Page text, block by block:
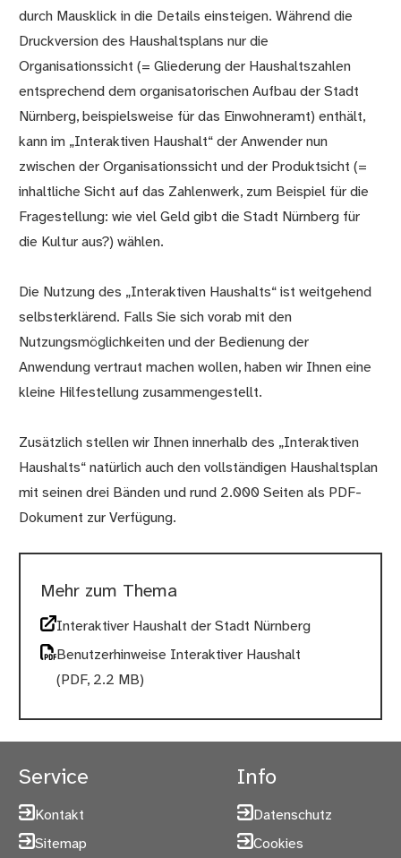
durch Mausklick in die Details einsteigen. Während die
Druckversion des Haushaltsplans nur die
Organisationssicht (= Gliederung der Haushaltszahlen
entsprechend dem organisatorischen Aufbau der Stadt
Nürnberg, beispielsweise für das Einwohneramt) enthält,
kann im „Interaktiven Haushalt“ der Anwender nun
zwischen der Organisationssicht und der Produktsicht (=
inhaltliche Sicht auf das Zahlenwerk, zum Beispiel für die
Fragestellung: wie viel Geld gibt die Stadt Nürnberg für
die Kultur aus?) wählen.
Die Nutzung des „Interaktiven Haushalts“ ist weitgehend
selbsterklärend. Falls Sie sich vorab mit den
Nutzungsmöglichkeiten und der Bedienung der
Anwendung vertraut machen wollen, haben wir Ihnen eine
kleine Hilfestellung zusammengestellt.
Zusätzlich stellen wir Ihnen innerhalb des „Interaktiven
Haushalts“ natürlich auch den vollständigen Haushaltsplan
mit seinen drei Bänden und rund 2.000 Seiten als PDF-
Dokument zur Verfügung.
Mehr zum Thema
Interaktiver Haushalt der Stadt Nürnberg
Benutzerhinweise Interaktiver Haushalt
(PDF, 2.2 MB)
Service
Kontakt
Sitemap
Info
Datenschutz
Cookies